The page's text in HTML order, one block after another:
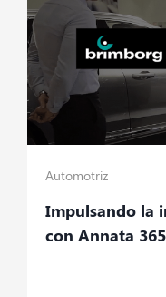
Automotriz
Impulsando la
con Annata